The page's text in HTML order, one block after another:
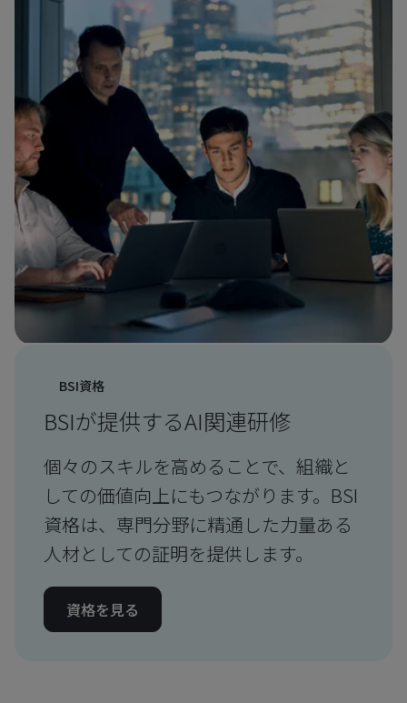
BSI資格
BSIが提供するAI関連研修
個々のスキルを高めることで、組織と
しての価値向上にもつながります。BSI
資格は、専門分野に精通した力量ある
人材としての証明を提供します。
資格を見る